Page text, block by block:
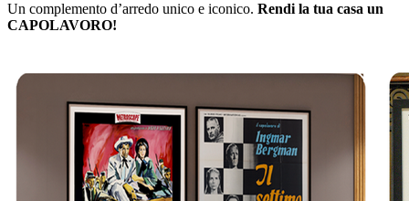
Un complemento d’arredo unico e iconico. Rendi la tua casa un
CAPOLAVORO!